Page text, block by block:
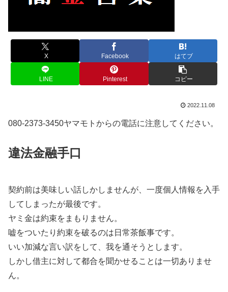
X Facebook はてブ
LINE Pinterest コピー
2022.11.08
080-2373-3450ヤマモトからの電話に注意してください。
違法金融手口
契約前は美味しい話しかしませんが、一度個人情報を入手
してしまったが最後です。
ヤミ金は約束をまもりません。
嘘をついたり約束を破るのは日常茶飯事です。
いい加減な言い訳をして、我を通そうとします。
しかし借主に対して都合を聞かせることは一切ありませ
ん。